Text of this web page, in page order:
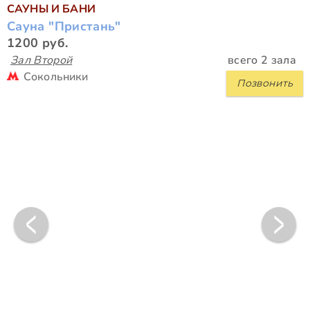
САУНЫ И БАНИ
Сауна "Пристань"
1200 руб.
Зал Второй всего 2 зала
Позвонить
Сокольники